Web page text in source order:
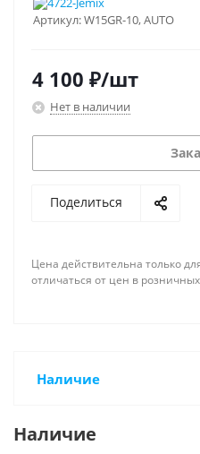
Артикул:W15GR-10, AUTO
4 100 ₽/шт
Нет в наличии
Поделиться
Цена действительна только
отличаться от цен в
Наличие
Наличие